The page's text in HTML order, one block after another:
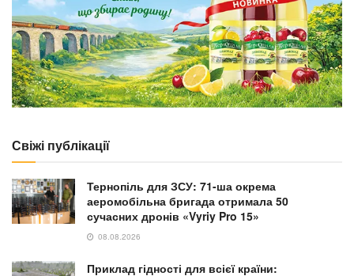
Свіжі публікації
Тернопіль для ЗСУ: 71-ша окрема
аеромобільна бригада отримала 50
сучасних дронів «Vyriy Pro 15»
08.08.2026
Приклад гідності для всієї країни: